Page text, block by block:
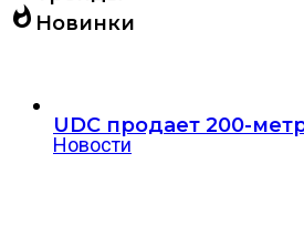
whatshot Новинки
UDC продает 200-
Новости